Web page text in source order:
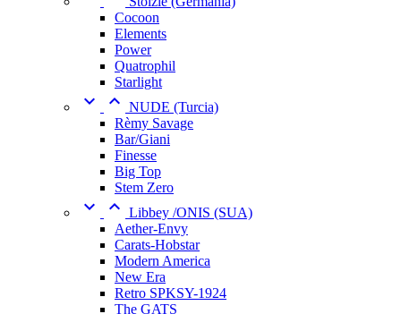
Cocoon
Elements
Power
Quatrophil
Starlight
  NUDE (Turcia)
Rèmy Savage
Bar/Giani
Finesse
Big Top
Stem Zero
  Libbey /ONIS (SUA)
Aether-Envy
Carats-Hobstar
Modern America
New Era
Retro SPKSY-1924
The GATS